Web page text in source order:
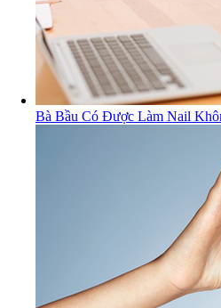
Bà Bầu Có Được Làm Nail